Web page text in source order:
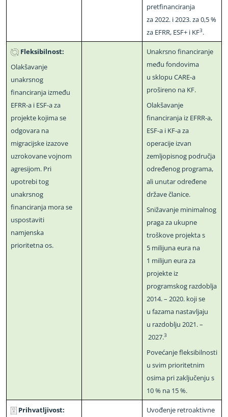
pretfinanciranja
za 2022. i 2023. za 0,5 %
za EFRR, ESF+ i KF3.
Fleksibilnost:
Olakšavanje
unakrsnog
financiranja između
EFRR-a i ESF-a za
projekte kojima se
odgovara na
migracijske izazove
uzrokovane vojnom
agresijom. Pri
upotrebi tog
unakrsnog
financiranja mora se
uspostaviti
namjenska
prioritetna os.
Unakrsno financiranje
među fondovima
u sklopu CARE-a
prošireno na KF.
Olakšavanje
financiranja iz EFRR-a,
ESF-a i KF-a za
operacije izvan
zemljopisnog područja
određenog programa,
ali unutar određene
države članice.
Snižavanje minimalnog
praga za ukupne
troškove projekta s
5 milijuna eura na
1 milijun eura za
projekte iz
programskog razdoblja
2014. – 2020. koji se
u fazama nastavljaju
u razdoblju 2021. –
2027.3
Povećanje fleksibilnosti
u svim prioritetnim
osima pri zaključenju s
10 % na 15 %.
Prihvatljivost:
Uvođenje retroaktivne